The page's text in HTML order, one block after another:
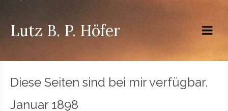
Lutz B. P. Höfer
Diese Seiten sind bei mir verfügbar.
Januar 1898